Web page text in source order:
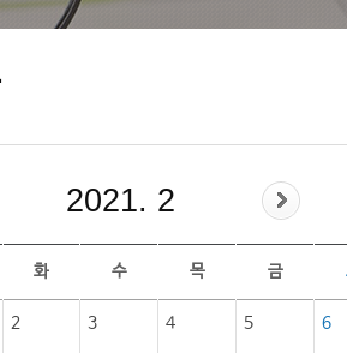
2021. 2
화 수 목 금
2 3 4 5 6